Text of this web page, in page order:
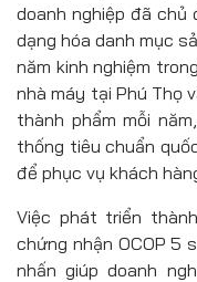
doanh nghiệp đã chủ
dạng hóa danh mục
năm kinh nghiệm
nhà máy tại Phú Thọ
thành phẩm mỗi
thống tiêu chuẩn
để phục vụ khách
Việc phát triển
chứng nhận OCOP 5
nhấn giúp doanh